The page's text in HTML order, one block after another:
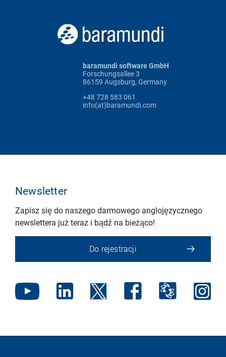
baramundi software GmbH
Forschungsallee 3
86159 Augsburg, Germany
+48 728 583 061
info(at)baramundi.com
Newsletter
Zapisz się do naszego darmowego anglojęzycznego
newslettera już teraz i bądź na bieżąco!
Do rejestracji